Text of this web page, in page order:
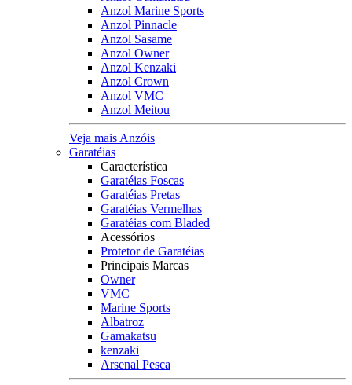
Anzol Marine Sports
Anzol Pinnacle
Anzol Sasame
Anzol Owner
Anzol Kenzaki
Anzol Crown
Anzol VMC
Anzol Meitou
Veja mais Anzóis
Garatéias
Característica
Garatéias Foscas
Garatéias Pretas
Garatéias Vermelhas
Garatéias com Bladed
Acessórios
Protetor de Garatéias
Principais Marcas
Owner
VMC
Marine Sports
Albatroz
Gamakatsu
kenzaki
Arsenal Pesca